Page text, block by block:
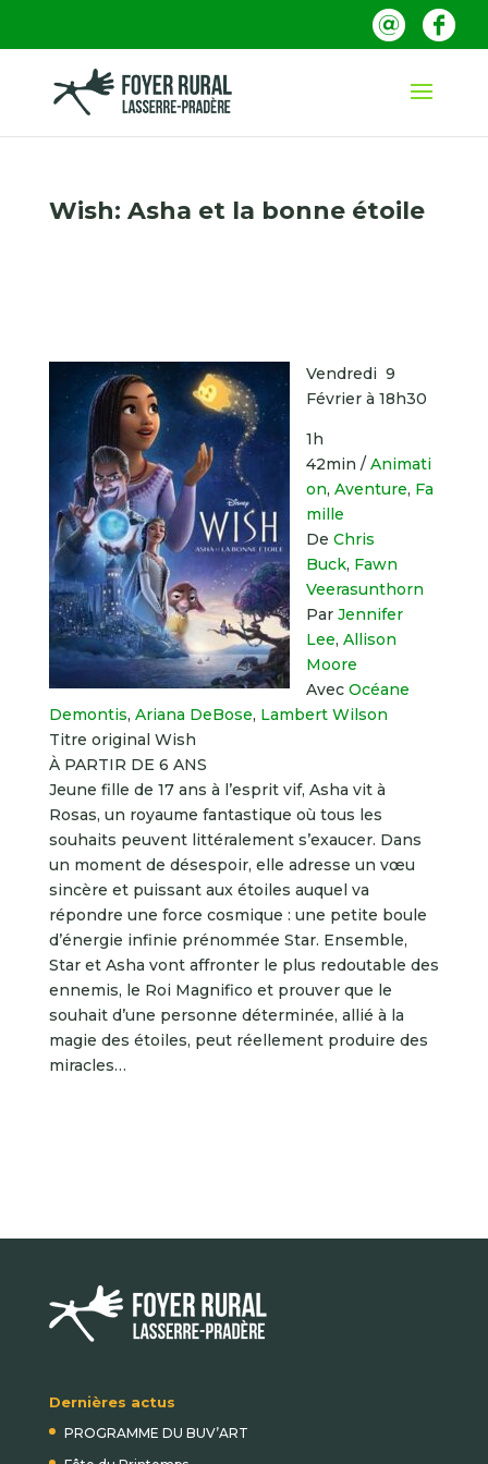
Wish: Asha et la bonne étoile
Vendredi 9
Février à 18h30
1h
42min / Animati
on, Aventure, Fa
mille
De Chris
Buck, Fawn
Veerasunthorn
Par Jennifer
Lee, Allison
Moore
Avec Océane
Demontis, Ariana DeBose, Lambert Wilson
Titre original Wish
À PARTIR DE 6 ANS
Jeune fille de 17 ans à l’esprit vif, Asha vit à
Rosas, un royaume fantastique où tous les
souhaits peuvent littéralement s’exaucer. Dans
un moment de désespoir, elle adresse un vœu
sincère et puissant aux étoiles auquel va
répondre une force cosmique : une petite boule
d’énergie infinie prénommée Star. Ensemble,
Star et Asha vont affronter le plus redoutable des
ennemis, le Roi Magnifico et prouver que le
souhait d’une personne déterminée, allié à la
magie des étoiles, peut réellement produire des
miracles…
Dernières actus
PROGRAMME DU BUV’ART